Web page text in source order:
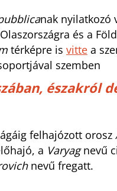
nak nyilatkozó
és a
térképre is vitte a
szemben
északról
felhajózott orosz
a Varyagnevű
nevű fregatt.